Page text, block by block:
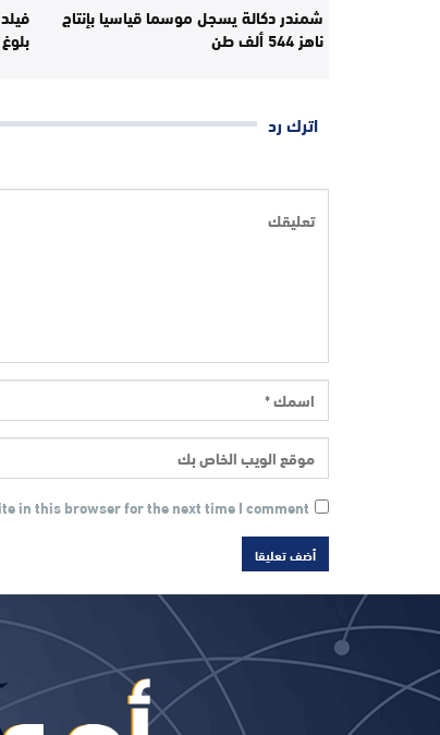
شمندر دكالة يسجل موسما قياسيا بإنتاج
ناهز 544 ألف طن
اترك رد
in this browser for the next time I comment.